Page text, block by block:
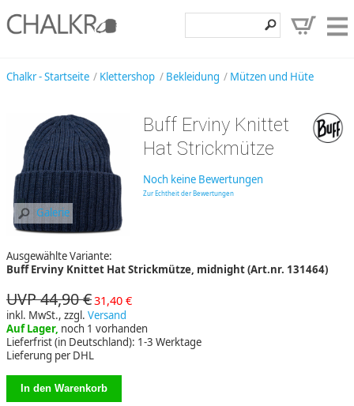
Klettershop
Entdecken
Chalkr - Startseite Klettershop Bekleidung Mützen und Hüte
Galerie
Buff Erviny Knittet
Hat Strickmütze
Noch keine Bewertungen
Zur Echtheit der Bewertungen
Ausgewählte Variante:
Buff Erviny Knittet Hat Strickmütze, midnight (Art.nr. 131464)
UVP 44,90 €31,40 €
inkl. MwSt., zzgl. Versand
Auf Lager, noch 1 vorhanden
Lieferfrist (in Deutschland): 1-3 Werktage
Lieferung per DHL